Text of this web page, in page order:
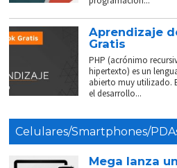
Aprendizaje
Gratis
PHP (acrónimo
hipertexto) es un
abierto muy utilizado.
el desarrollo...
Celulares/Smartphones/
Mega lanza